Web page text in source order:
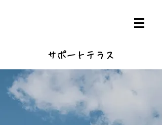
サポートテラス